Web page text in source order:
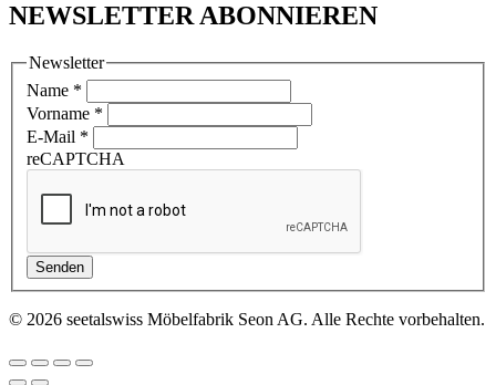
NEWSLETTER ABONNIEREN
Newsletter
Name *
Vorname *
E-Mail *
reCAPTCHA
Senden
© 2026 seetalswiss Möbelfabrik Seon AG. Alle Rechte vorbehalten.